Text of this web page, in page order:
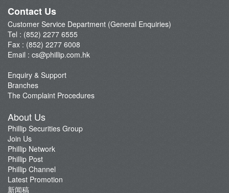
Phillip Post
新闻稿
Contact Us
Customer Service Department (General Enquiries)
Tel : (852) 2277 6555
Fax : (852) 2277 6008
Email : cs@phillip.com.hk
Enquiry & Support
Branches
The Complaint Procedures
About Us
Phillip Securities Group
Join Us
Phillip Network
Phillip Post
Phillip Channel
Latest Promotion
新闻稿